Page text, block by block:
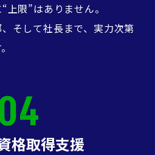
上限”はありません。
そして社長まで、実力次第
格取得支援